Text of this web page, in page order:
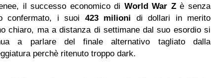
il successo economico di World War Zè senza
confermato, i suoi 423 milioni di dollari in merito
chiaro, ma a distanza di settimane dal suo esordio si
a parlare del finale alternativo tagliato dalla
perchè ritenuto troppo dark.